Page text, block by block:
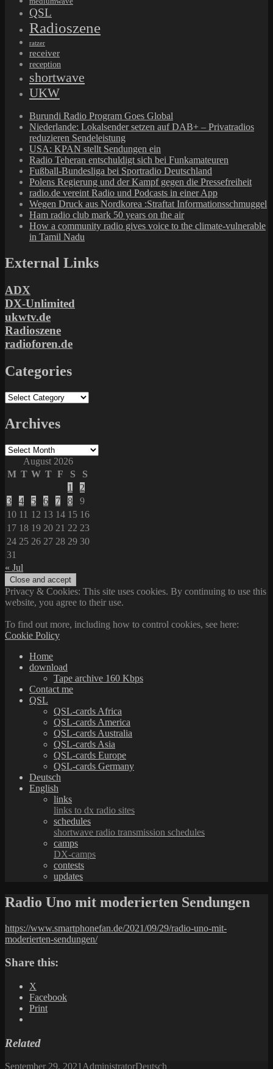
QSL
Radioszene
ratzer
receiver
reception
shortwave
UKW
Burundi Radio Program Goes Global
Niederlande: Lokalsender setzen auf DAB+ – Privatradios
reduzieren Sendeleistung
USA: KPAN stellt Sendungen ein
Radio Teheran entschuldigt sich bei Funkamateuren
Fußball-Bundesliga bei Sportradio Deutschland
Polens Regierung und der Kampf gegen die Pressefreiheit
radio.de vereint Radio und Podcasts in einer App
Wegen Druck aus Nordkorea :Straftat Informationsschmuggel
Ham radio club mark 50 years on the air
How a community radio gives voice to the climate-vulnerable
in Tamil Nadu
External Links
ADX
DX-Unlimited
ukwtv.de
Radioszene
radioforen.de
Categories
Categories
Archives
Archives
August 2026
M T W T F S
S
1
2
3
4 5 6 7 8
9
10 11 12 13 14 15 16
17 18 19 20 21 22 23
24 25 26 27 28 29 30
31
« Jul
Privacy & Cookies: This site uses cookies. By continuing to use this
website, you agree to their use.
To find out more, including how to control cookies, see here:
Cookie Policy
Home
download
Tape archive 160 Kbps
Contact me
QSL
QSL-cards Africa
QSL-cards America
QSL-cards Australia
QSL-cards Asia
QSL-cards Europe
QSL-cards Germany
Deutsch
English
links
links to dx radio sites
schedules
shortwave radio transmission schedules
camps
DX-camps
contests
updates
Radio Uno mit moderierten Sendungen
https://www.smartphonefan.de/2021/09/29/radio-uno-mit-
moderierten-sendungen/
Share this:
X
Facebook
Print
Related
Posted
September 29, 2021 Author
AdministratorCategories
Deutsch